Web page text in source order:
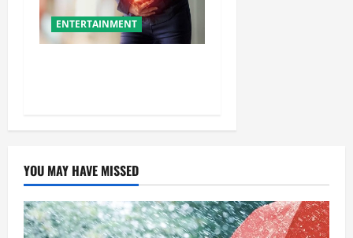
ENTERTAINMENT
YOU MAY HAVE MISSED